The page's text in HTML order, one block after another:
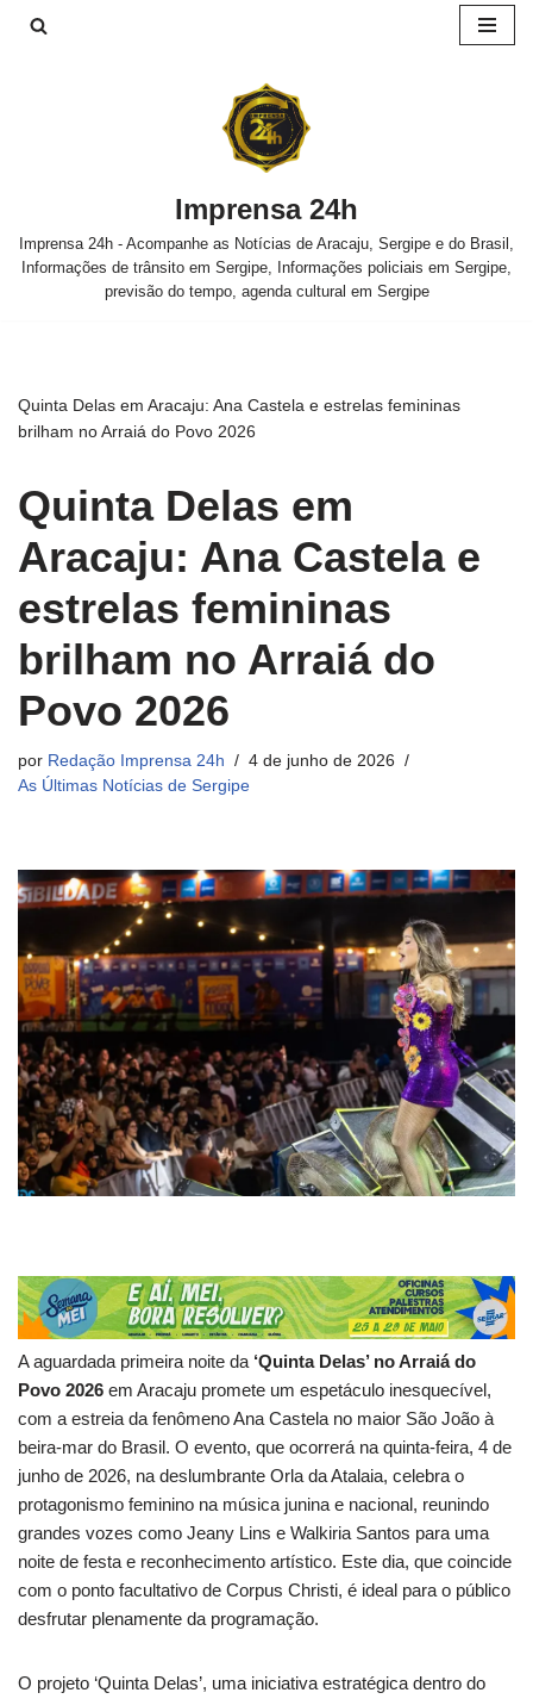
Imprensa 24h
Imprensa 24h - Acompanhe as Notícias de Aracaju, Sergipe e do Brasil,
Informações de trânsito em Sergipe, Informações policiais em Sergipe,
previsão do tempo, agenda cultural em Sergipe
Quinta Delas em Aracaju: Ana Castela e estrelas femininas
brilham no Arraiá do Povo 2026
Quinta Delas em
Aracaju: Ana Castela e
estrelas femininas
brilham no Arraiá do
Povo 2026
por Redação Imprensa 24h
4 de junho de 2026
As Últimas Notícias de Sergipe
A aguardada primeira noite da ‘Quinta Delas’ no Arraiá do
Povo 2026 em Aracaju promete um espetáculo inesquecível,
com a estreia da fenômeno Ana Castela no maior São João à
beira-mar do Brasil. O evento, que ocorrerá na quinta-feira, 4 de
junho de 2026, na deslumbrante Orla da Atalaia, celebra o
protagonismo feminino na música junina e nacional, reunindo
grandes vozes como Jeany Lins e Walkiria Santos para uma
noite de festa e reconhecimento artístico. Este dia, que coincide
com o ponto facultativo de Corpus Christi, é ideal para o público
desfrutar plenamente da programação.
O projeto ‘Quinta Delas’, uma iniciativa estratégica dentro do